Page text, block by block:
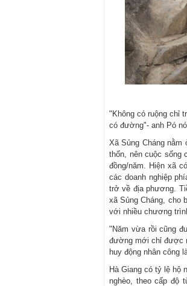
"Không có ruộng chỉ
có đường"- anh Pó
Xã Sủng Cháng
thốn, nên cuộc sống
đồng/năm. Hiện xã
các doanh nghiệp
trở về địa phương.
xã Sủng Cháng, cho
với nhiều chương
"Năm vừa rồi cũng
đường mới chỉ được
huy động nhân công
Hà Giang có tỷ lệ hộ
nghèo, theo cấp độ